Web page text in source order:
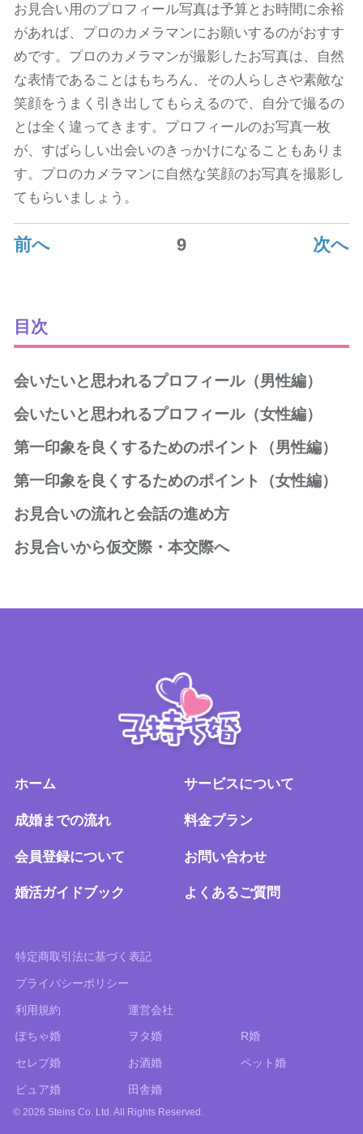
目次
会いたいと思われるプロフィール（男性編）
婚活におけるプロフィールとは
お写真の大きさやポーズ
趣味や休日の過ごし方
自己紹介の書き方
お相手への希望
会いたいと思われるプロフィール（女性編）
婚活におけるプロフィールとは
お写真の大きさやポーズ
趣味や休日の過ごし方
自己紹介の書き方
お相手への希望
第一印象を良くするためのポイント（男性編）
「清潔感」と「誠実さ」が大切
お話しをする時のポイント
第一印象を良くするためのポイント（女性編）
表情、声、姿勢のポイント
服装のポイント
お見合いの流れと会話の進め方
お見合い成立後の準備
お見合いから仮交際・本交際へ
お見合い用のプロフィール写真は予算とお時間に余裕
があれば、プロのカメラマンにお願いするのがおすす
めです。プロのカメラマンが撮影したお写真は、自然
な表情であることはもちろん、その人らしさや素敵な
笑顔をうまく引き出してもらえるので、自分で撮るの
とは全く違ってきます。プロフィールのお写真一枚
が、すばらしい出会いのきっかけになることもありま
す。プロのカメラマンに自然な笑顔のお写真を撮影し
てもらいましょう。
前へ 9 次へ
ホーム サービスについて
成婚までの流れ 料金プラン
会員登録について お問い合わせ
婚活ガイドブック よくあるご質問
特定商取引法に基づく表記
プライバシーポリシー
利用規約 運営会社
ぽちゃ婚 ヲタ婚 R婚
セレブ婚 お酒婚 ペット婚
ピュア婚 田舎婚
© 2026 Steins Co. Ltd. All Rights Reserved.